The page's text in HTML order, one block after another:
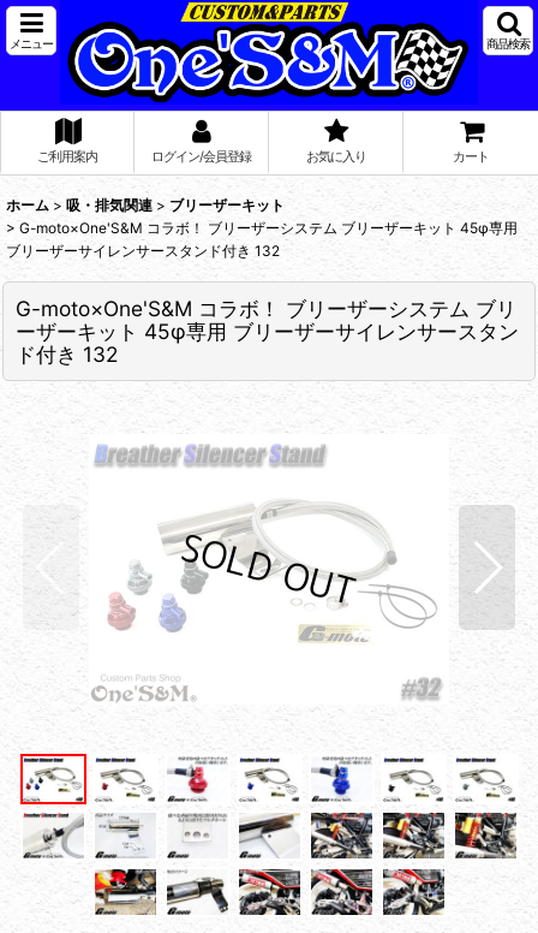
メニュー 商品検索
ご利用案内 ログイン/会員登録 お気に入り カート
ホーム > 吸・排気関連 > ブリーザーキット
> G-moto×One'S&M コラボ！ ブリーザーシステム ブリーザーキット 45φ専用
ブリーザーサイレンサースタンド付き 132
G-moto×One'S&M コラボ！ ブリーザーシステム ブリ
ーザーキット 45φ専用 ブリーザーサイレンサースタン
ド付き 132